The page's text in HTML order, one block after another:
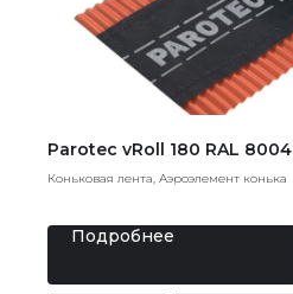
Parotec vRoll 180 RAL 8004
Коньковая лента, Аэроэлемент конька
Подробнее